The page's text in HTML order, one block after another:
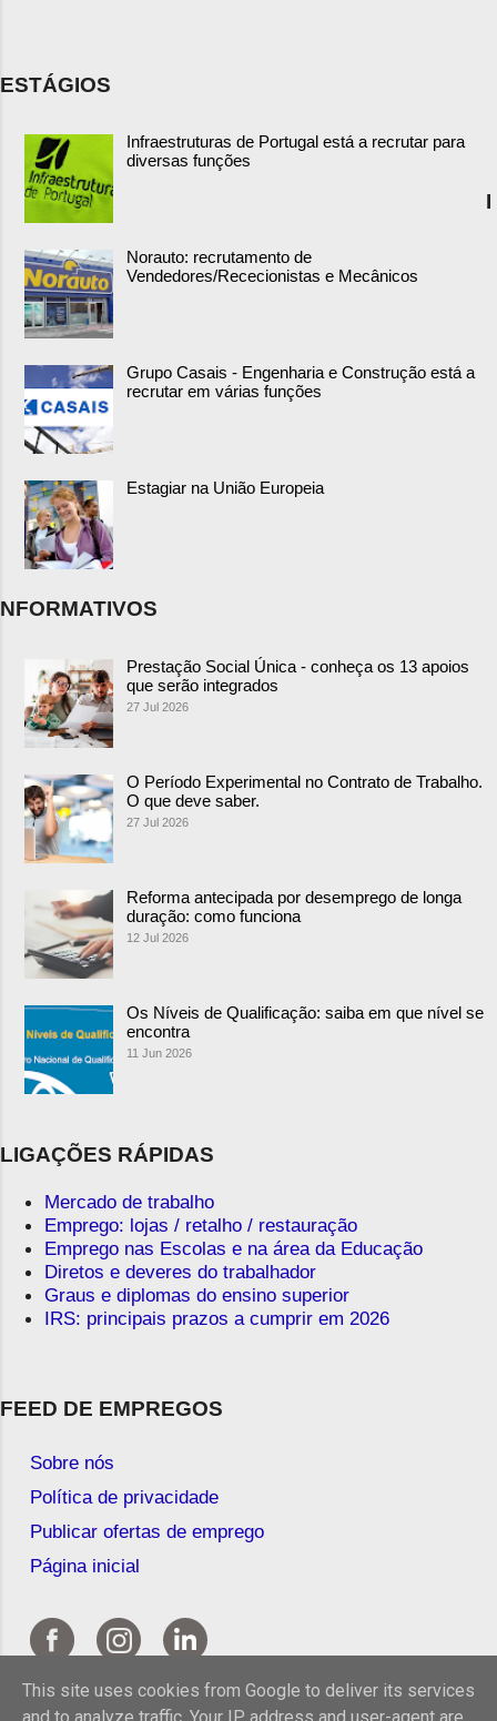
ESTÁGIOS
Infraestruturas de Portugal está a recrutar para
diversas funções
Norauto: recrutamento de
Vendedores/Rececionistas e Mecânicos
Grupo Casais - Engenharia e Construção está a
recrutar em várias funções
Estagiar na União Europeia
I
NFORMATIVOS
Prestação Social Única - conheça os 13 apoios
que serão integrados
27 Jul 2026
O Período Experimental no Contrato de Trabalho.
O que deve saber.
27 Jul 2026
Reforma antecipada por desemprego de longa
duração: como funciona
12 Jul 2026
Os Níveis de Qualificação: saiba em que nível se
encontra
11 Jun 2026
LIGAÇÕES RÁPIDAS
Mercado de trabalho
Emprego: lojas / retalho / restauração
Emprego nas Escolas e na área da Educação
Diretos e deveres do trabalhador
Graus e diplomas do ensino superior
IRS: principais prazos a cumprir em 2026
FEED DE EMPREGOS
Sobre nós
Política de privacidade
Publicar ofertas de emprego
Página inicial
This site uses cookies from Google to deliver its services
and to analyze traffic. Your IP address and user-agent are